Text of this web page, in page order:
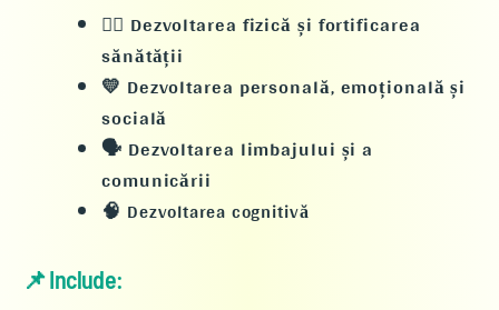
🏃‍♂️ Dezvoltarea fizică și fortificarea
sănătății
💛 Dezvoltarea personală, emoțională și
socială
🗣️ Dezvoltarea limbajului și a
comunicării
🧠 Dezvoltarea cognitivă
📌 Include: